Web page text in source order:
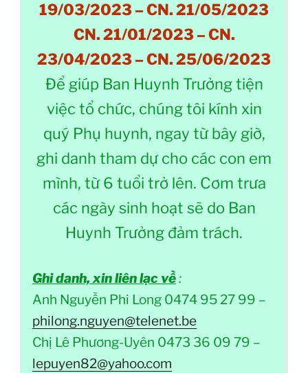
19/03/2023 – CN. 21/05/2023
CN. 21/01/2023 – CN.
23/04/2023 – CN. 25/06/2023
Để giúp Ban Huynh Trưởng tiện
việc tổ chức, chúng tôi kính xin
quý Phụ huynh, ngay từ bây giờ,
ghi danh tham dự cho các con em
mình, từ 6 tuổi trở lên. Cơm trưa
các ngày sinh hoạt sẽ do Ban
Huynh Trưởng đảm trách.
Ghi danh, xin liên lạc về:
Anh Nguyễn Phi Long 0474 95 27 99 –
philong.nguyen@telenet.be
Chị Lê Phương-Uyên 0473 36 09 79 –
lepuyen82@yahoo.com